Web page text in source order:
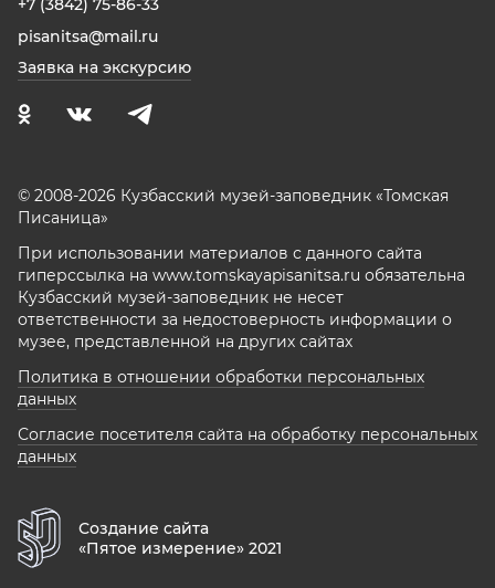
+7 (3842) 75-86-33
pisanitsa@mail.ru
Заявка на экскурсию
© 2008-2026 Кузбасский музей-заповедник «Томская
Писаница»
При использовании материалов с данного сайта
гиперссылка на www.tomskayapisanitsa.ru обязательна
Кузбасский музей-заповедник не несет
ответственности за недостоверность информации о
музее, представленной на других сайтах
Политика в отношении обработки персональных
данных
Согласие посетителя сайта на обработку персональных
данных
Создание сайта
«Пятое измерение» 2021